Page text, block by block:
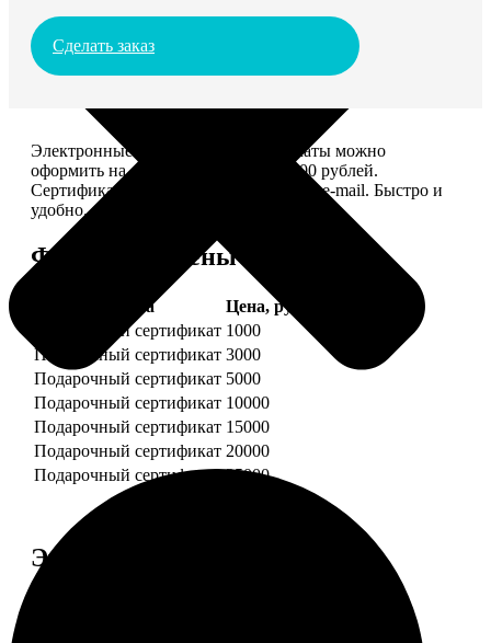
Сделать заказ
Электронные подарочные сертификаты можно
оформить на сумму от 1 000 до 25 000 рублей.
Сертификат вы сможете отправить по e-mail. Быстро и
удобно.
Форматы и цены
Услуга
Цена, руб.
Подарочный сертификат 1000
Подарочный сертификат 3000
Подарочный сертификат 5000
Подарочный сертификат 10000
Подарочный сертификат 15000
Подарочный сертификат 20000
Подарочный сертификат 25000
Этапы работы